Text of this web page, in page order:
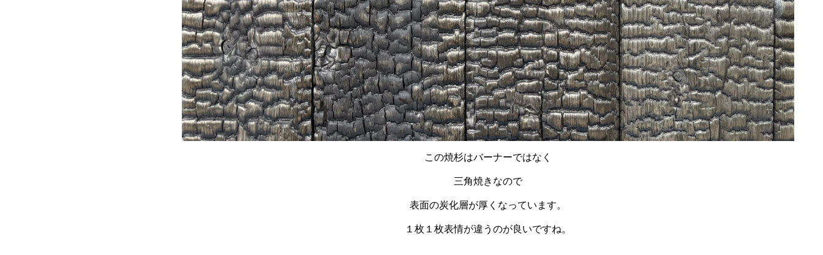
この焼杉はバーナーではなく
三角焼きなので
表面の炭化層が厚くなっています。
１枚１枚表情が違うのが良いですね。